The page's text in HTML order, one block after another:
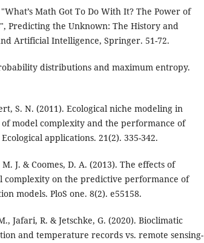
Math Got To Do With It? The Power of
Predicting the Unknown: The History and
Artificial Intelligence, Springer. 51-72.
distributions and maximum entropy.
S. N. (2011). Ecological niche modeling in
model complexity and the performance of
applications. 21(2). 335-342.
J. & Coomes, D. A. (2013). The effects of
complexity on the predictive performance of
models. PloS one. 8(2). e55158.
Jafari, R. & Jetschke, G. (2020). Bioclimatic
and temperature records vs. remote sensing-